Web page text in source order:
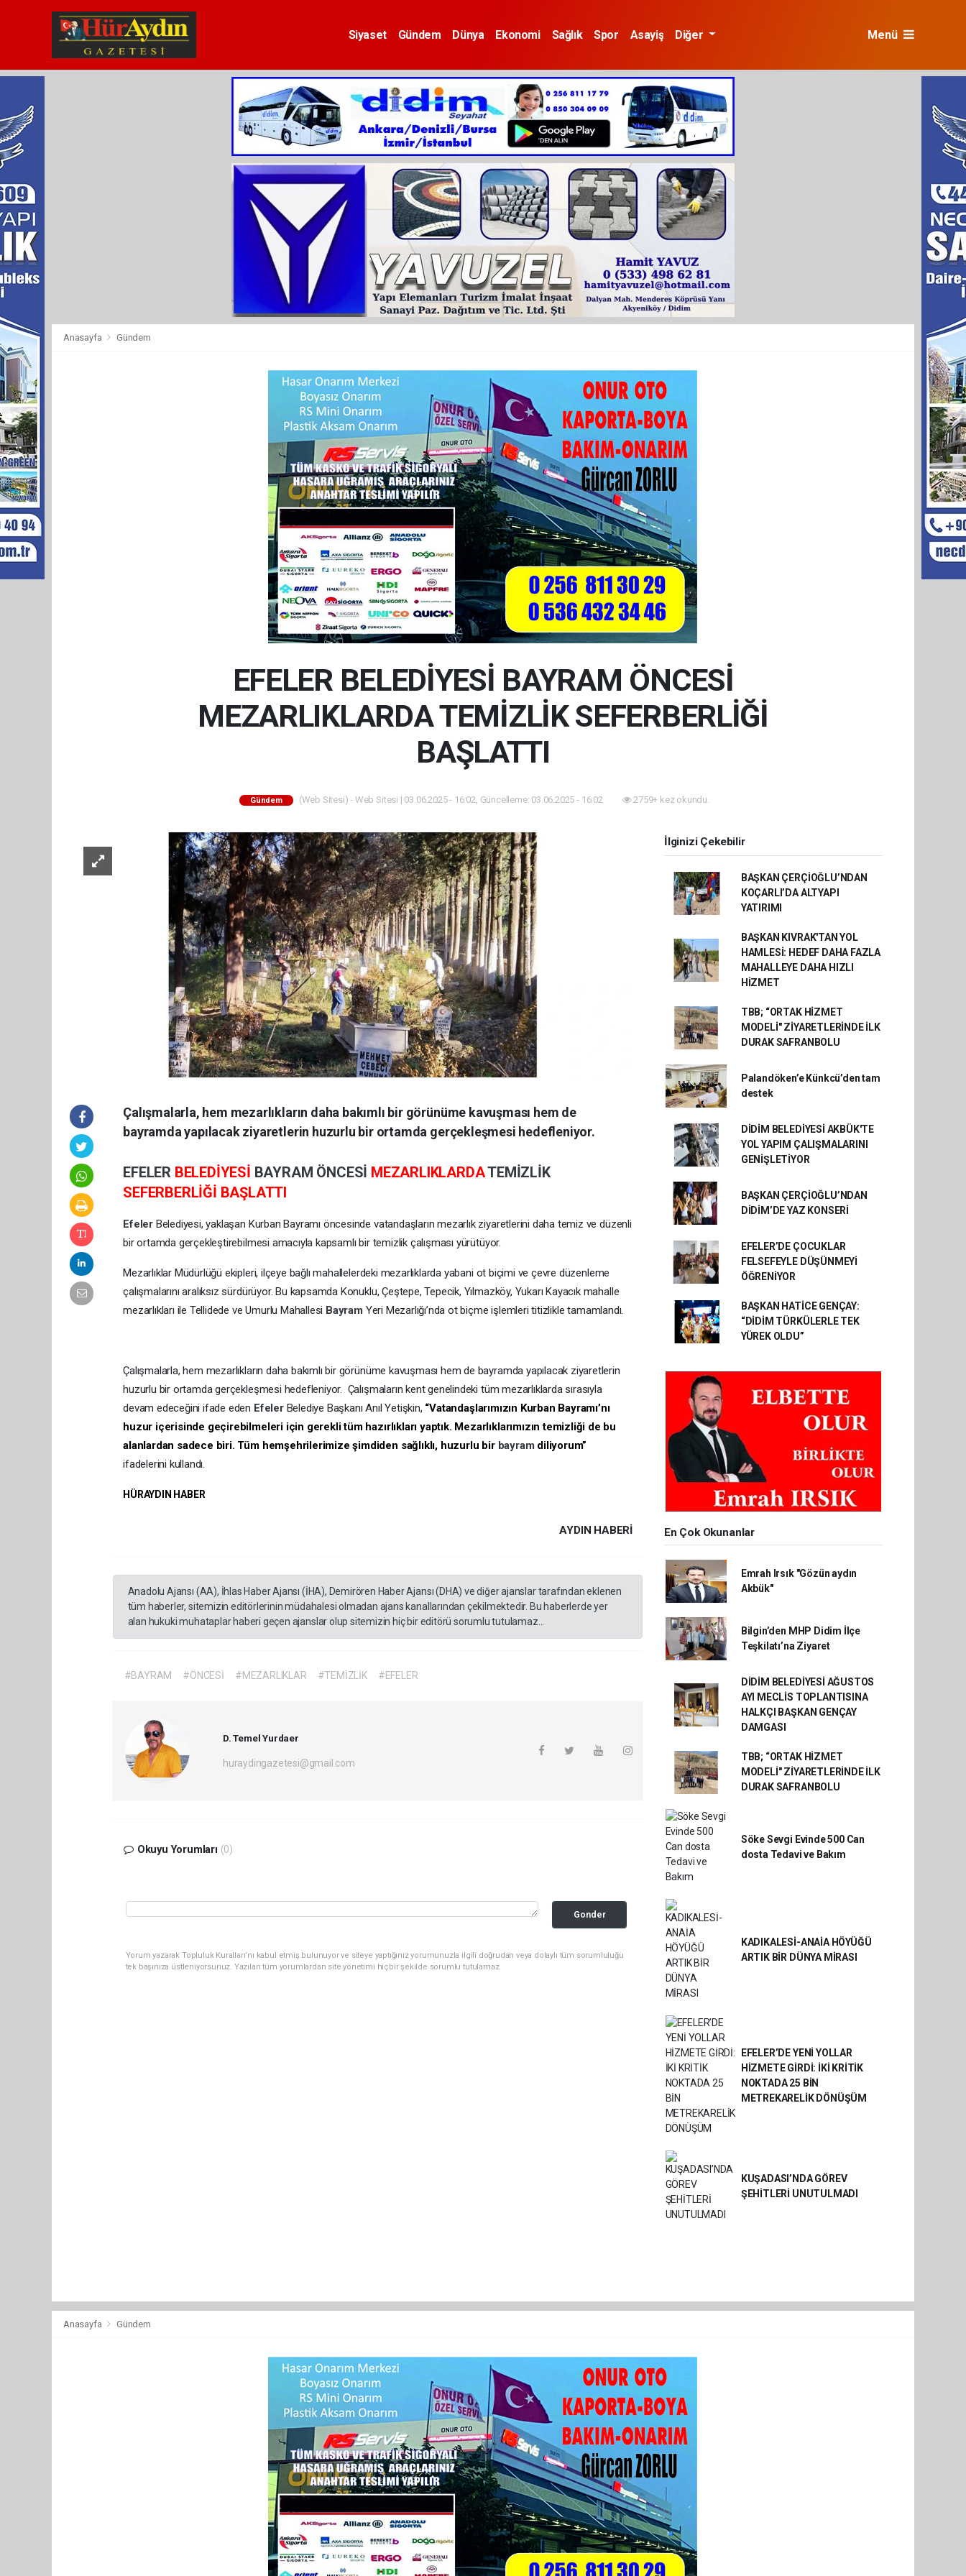
Siyaset Gündem Dünya Ekonomi Sağlık Spor Asayiş Diğer Menü
Anasayfa Gündem
EFELER BELEDİYESİ BAYRAM ÖNCESİ
MEZARLIKLARDA TEMİZLİK SEFERBERLİĞİ
BAŞLATTI
Gündem (Web Sitesi) - Web Sitesi | 03.06.2025 - 16:02, Güncelleme: 03.06.2025 - 16:02 2759+ kez okundu.
Çalışmalarla, hem mezarlıkların daha bakımlı bir görünüme kavuşması hem de
bayramda yapılacak ziyaretlerin huzurlu bir ortamda gerçekleşmesi hedefleniyor.
EFELER BELEDİYESİ BAYRAM ÖNCESİ MEZARLIKLARDATEMİZLİK
SEFERBERLİĞİ BAŞLATTI
Efeler Belediyesi, yaklaşan Kurban Bayramı öncesinde vatandaşların mezarlık ziyaretlerini daha temiz ve düzenli
bir ortamda gerçekleştirebilmesi amacıyla kapsamlı bir temizlik çalışması yürütüyor.
Mezarlıklar Müdürlüğü ekipleri, ilçeye bağlı mahallelerdeki mezarlıklarda yabani ot biçimi ve çevre düzenleme
çalışmalarını aralıksız sürdürüyor. Bu kapsamda Konuklu, Çeştepe, Tepecik, Yılmazköy, Yukarı Kayacık mahalle
mezarlıkları ile Tellidede ve Umurlu Mahallesi Bayram Yeri Mezarlığı’nda ot biçme işlemleri titizlikle tamamlandı.
Çalışmalarla, hem mezarlıkların daha bakımlı bir görünüme kavuşması hem de bayramda yapılacak ziyaretlerin
huzurlu bir ortamda gerçekleşmesi hedefleniyor. Çalışmaların kent genelindeki tüm mezarlıklarda sırasıyla
devam edeceğini ifade eden Efeler Belediye Başkanı Anıl Yetişkin, “Vatandaşlarımızın Kurban Bayramı’nı
huzur içerisinde geçirebilmeleri için gerekli tüm hazırlıkları yaptık. Mezarlıklarımızın temizliği de bu
alanlardan sadece biri. Tüm hemşehrilerimize şimdiden sağlıklı, huzurlu bir bayram diliyorum”
ifadelerini kullandı.
HÜRAYDIN HABER
AYDIN HABERİ
Anadolu Ajansı (AA), İhlas Haber Ajansı (İHA), Demirören Haber Ajansı (DHA) ve diğer ajanslar tarafından eklenen
tüm haberler, sitemizin editörlerinin müdahalesi olmadan ajans kanallarından çekilmektedir. Bu haberlerde yer
alan hukuki muhataplar haberi geçen ajanslar olup sitemizin hiç bir editörü sorumlu tutulamaz...
#BAYRAM #ÖNCESİ #MEZARLIKLAR #TEMİZLİK #EFELER
D. Temel Yurdaer
huraydingazetesi@gmail.com
Okuyu Yorumları (0)
Gonder
Yorum yazarak Topluluk Kuralları’nı kabul etmiş bulunuyor ve siteye yaptığınız yorumunuzla ilgili doğrudan veya dolaylı tüm sorumluluğu
tek başınıza üstleniyorsunuz. Yazılan tüm yorumlardan site yönetimi hiçbir şekilde sorumlu tutulamaz.
İlginizi Çekebilir
BAŞKAN ÇERÇİOĞLU’NDAN
KOÇARLI’DA ALTYAPI
YATIRIMI
BAŞKAN KIVRAK'TAN YOL
HAMLESİ: HEDEF DAHA FAZLA
MAHALLEYE DAHA HIZLI
HİZMET
TBB; “ORTAK HİZMET
MODELİ" ZİYARETLERİNDE İLK
DURAK SAFRANBOLU
Palandöken’e Künkcü’den tam
destek
DİDİM BELEDİYESİ AKBÜK'TE
YOL YAPIM ÇALIŞMALARINI
GENİŞLETİYOR
BAŞKAN ÇERÇİOĞLU’NDAN
DİDİM’DE YAZ KONSERİ
EFELER’DE ÇOCUKLAR
FELSEFEYLE DÜŞÜNMEYİ
ÖĞRENİYOR
BAŞKAN HATİCE GENÇAY:
“DİDİM TÜRKÜLERLE TEK
YÜREK OLDU”
En Çok Okunanlar
Emrah Irsık "Gözün aydın
Akbük"
Bilgin’den MHP Didim İlçe
Teşkilatı’na Ziyaret
DİDİM BELEDİYESİ AĞUSTOS
AYI MECLİS TOPLANTISINA
HALKÇI BAŞKAN GENÇAY
DAMGASI
TBB; “ORTAK HİZMET
MODELİ" ZİYARETLERİNDE İLK
DURAK SAFRANBOLU
Söke Sevgi Evinde 500 Can
dosta Tedavi ve Bakım
KADIKALESİ-ANAİA HÖYÜĞÜ
ARTIK BİR DÜNYA MİRASI
EFELER’DE YENİ YOLLAR
HİZMETE GİRDİ: İKİ KRİTİK
NOKTADA 25 BİN
METREKARELİK DÖNÜŞÜM
KUŞADASI’NDA GÖREV
ŞEHİTLERİ UNUTULMADI
Anasayfa Gündem